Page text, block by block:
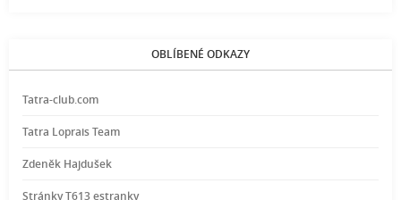
OBLÍBENÉ ODKAZY
Tatra-club.com
Tatra Loprais Team
Zdeněk Hajdušek
Stránky T613 estranky